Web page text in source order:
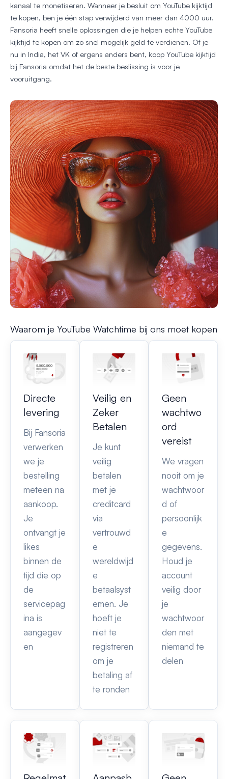
kanaal te monetiseren. Wanneer je besluit om YouTube kijktijd
te kopen, ben je één stap verwijderd van meer dan 4000 uur.
Fansoria heeft snelle oplossingen die je helpen echte YouTube
kijktijd te kopen om zo snel mogelijk geld te verdienen. Of je
nu in India, het VK of ergens anders bent, koop YouTube kijktijd
bij Fansoria omdat het de beste beslissing is voor je
vooruitgang.
Waarom je YouTube Watchtime bij ons moet kopen
Directe
levering
Bij Fansoria
verwerken
we je
bestelling
meteen na
aankoop.
Je
ontvangt je
likes
binnen de
tijd die op
de
servicepag
ina is
aangegev
en
Veilig en
Zeker
Betalen
Je kunt
veilig
betalen
met je
creditcard
via
vertrouwd
e
wereldwijd
e
betaalsyst
emen. Je
hoeft je
niet te
registreren
om je
betaling af
te ronden
Geen
wachtwo
ord
vereist
We vragen
nooit om je
wachtwoor
d of
persoonlijk
e
gegevens.
Houd je
account
veilig door
je
wachtwoor
den met
niemand te
delen